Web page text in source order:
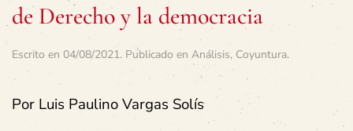
de Derecho y la democracia
Escrito en 04/08/2021. Publicado en Análisis, Coyuntura.
Por Luis Paulino Vargas Solís